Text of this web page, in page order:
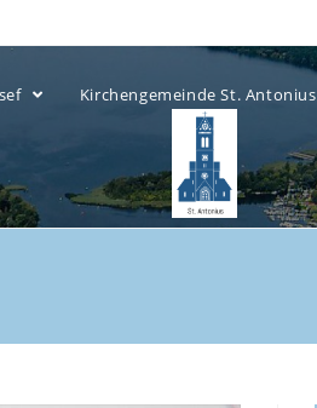
Kirchengemeinde St. Antonius